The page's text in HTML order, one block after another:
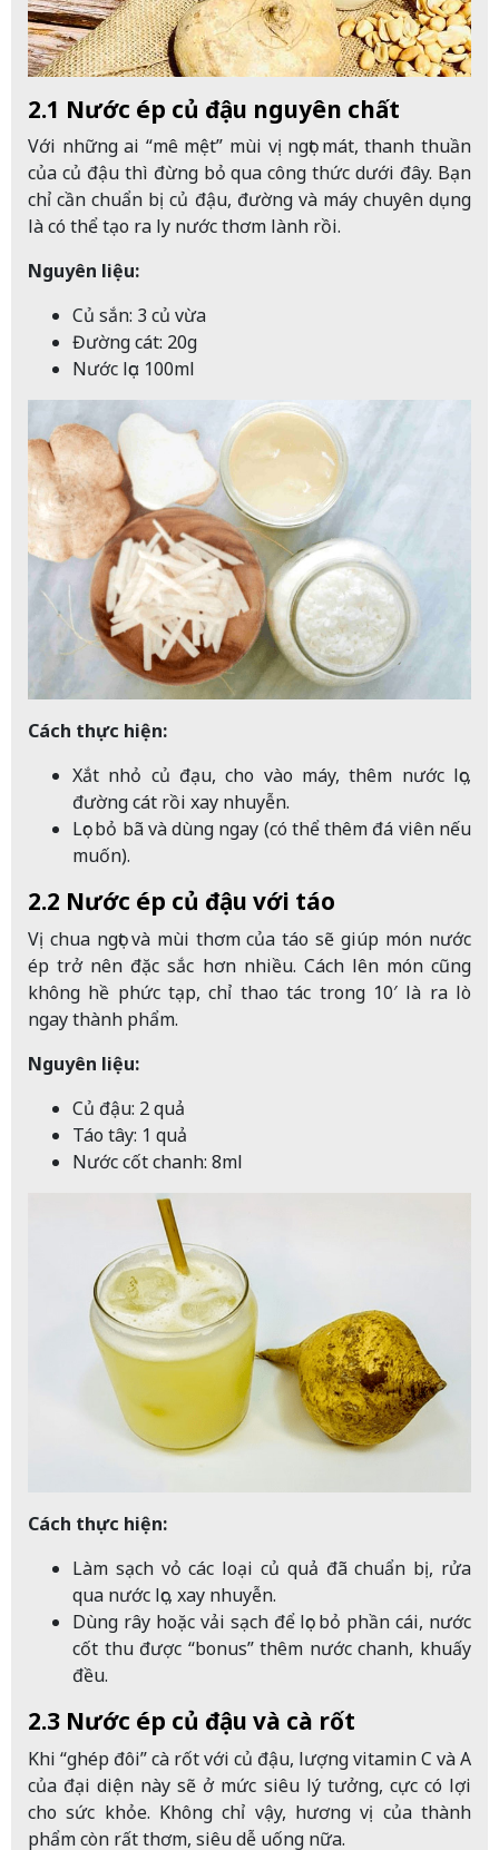
2.1 Nước ép củ đậu nguyên chất
Với những ai “mê mệt” mùi vị ngọt mát, thanh thuần
của củ đậu thì đừng bỏ qua công thức dưới đây. Bạn
chỉ cần chuẩn bị củ đậu, đường và máy chuyên dụng
là có thể tạo ra ly nước thơm lành rồi.
Nguyên liệu:
Củ sắn: 3 củ vừa
Đường cát: 20g
Nước lọc: 100ml
Cách thực hiện:
Xắt nhỏ củ đạu, cho vào máy, thêm nước lọc,
đường cát rồi xay nhuyễn.
Lọc bỏ bã và dùng ngay (có thể thêm đá viên nếu
muốn).
2.2 Nước ép củ đậu với táo
Vị chua ngọt và mùi thơm của táo sẽ giúp món nước
ép trở nên đặc sắc hơn nhiều. Cách lên món cũng
không hề phức tạp, chỉ thao tác trong 10′ là ra lò
ngay thành phẩm.
Nguyên liệu:
Củ đậu: 2 quả
Táo tây: 1 quả
Nước cốt chanh: 8ml
Cách thực hiện:
Làm sạch vỏ các loại củ quả đã chuẩn bị, rửa
qua nước lọc, xay nhuyễn.
Dùng rây hoặc vải sạch để lọc bỏ phần cái, nước
cốt thu được “bonus” thêm nước chanh, khuấy
đều.
2.3 Nước ép củ đậu và cà rốt
Khi “ghép đôi” cà rốt với củ đậu, lượng vitamin C và A
của đại diện này sẽ ở mức siêu lý tưởng, cực có lợi
cho sức khỏe. Không chỉ vậy, hương vị của thành
phẩm còn rất thơm, siêu dễ uống nữa.